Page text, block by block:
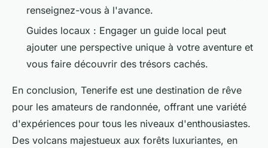
renseignez-vous à l'avance.
Guides locaux : Engager un guide local peut
ajouter une perspective unique à votre aventure et
vous faire découvrir des trésors cachés.
En conclusion, Tenerife est une destination de rêve
pour les amateurs de randonnée, offrant une variété
d'expériences pour tous les niveaux d'enthousiastes.
Des volcans majestueux aux forêts luxuriantes, en